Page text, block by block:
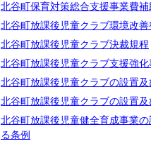
北谷町保育対策総合支援事業費補
北谷町放課後児童クラブ環境改
北谷町放課後児童クラブ決裁規程
北谷町放課後児童クラブ支援強
北谷町放課後児童クラブの設置
北谷町放課後児童クラブの設置
北谷町放課後児童健全育成事業
る条例